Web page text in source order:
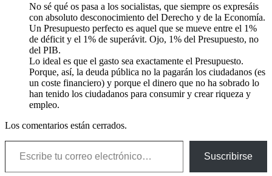
No sé qué os pasa a los socialistas, que siempre os expresáis
con absoluto desconocimiento del Derecho y de la Economía.
Un Presupuesto perfecto es aquel que se mueve entre el 1%
de déficit y el 1% de superávit. Ojo, 1% del Presupuesto, no
del PIB.
Lo ideal es que el gasto sea exactamente el Presupuesto.
Porque, así, la deuda pública no la pagarán los ciudadanos (es
un coste financiero) y porque el dinero que no ha sobrado lo
han tenido los ciudadanos para consumir y crear riqueza y
empleo.
Los comentarios están cerrados.
Escribe tu correo electrónico…
Suscribirse